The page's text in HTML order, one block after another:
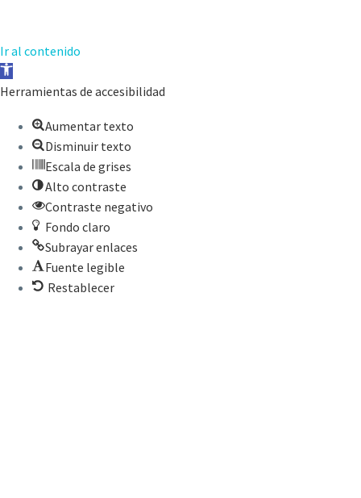
Ir al contenido
Abrir
barra
herramientas
Herramientas de accesibilidad
Aumentar texto
Disminuir texto
Escala de grises
Alto contraste
Contraste negativo
Fondo claro
Subrayar enlaces
Fuente legible
Restablecer